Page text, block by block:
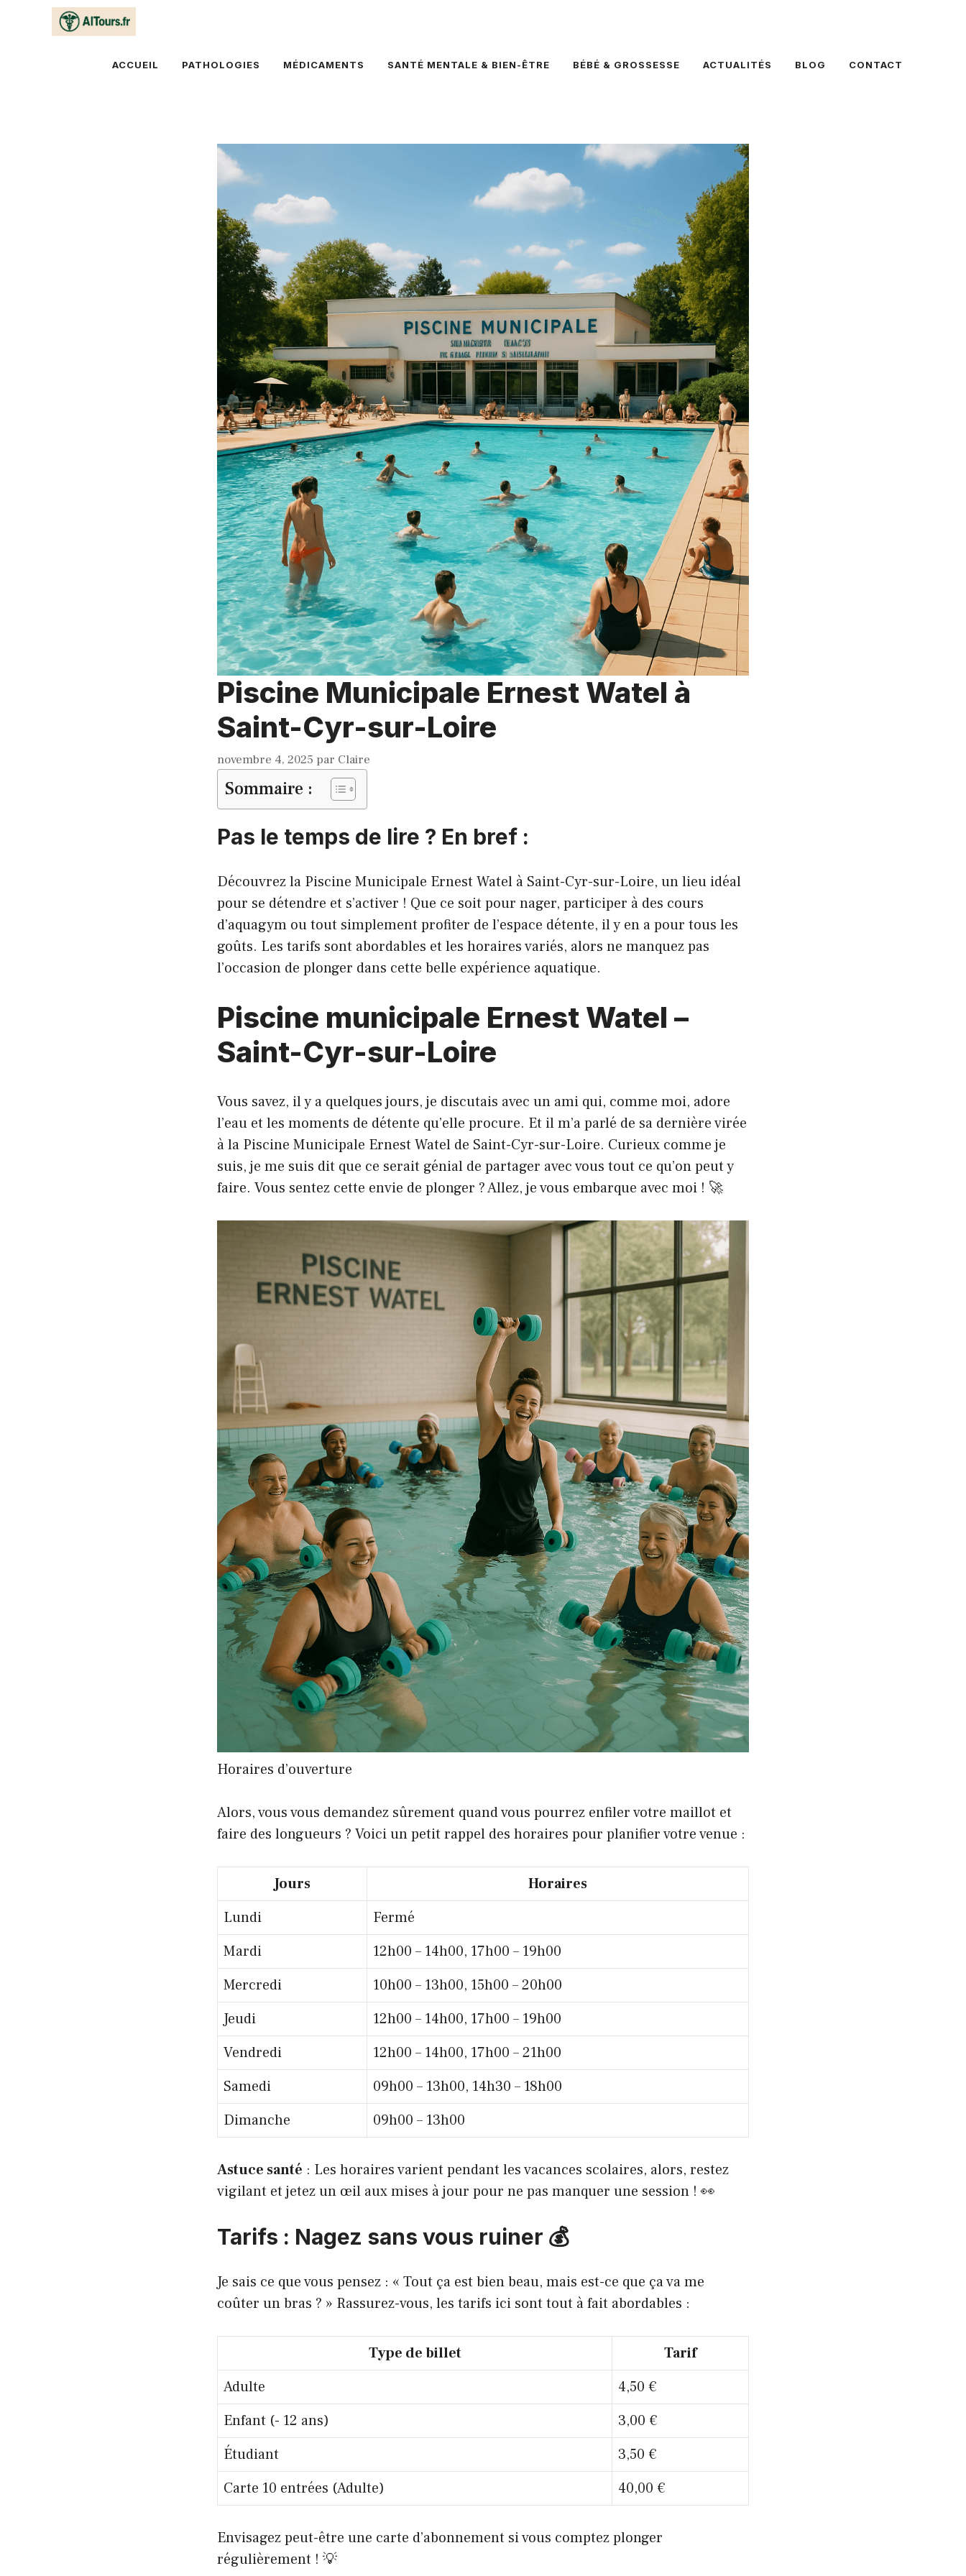
ACCUEIL PATHOLOGIES MÉDICAMENTS SANTÉ MENTALE & BIEN-ÊTRE BÉBÉ & GROSSESSE ACTUALITÉS BLOG CONTACT
Piscine Municipale Ernest Watel à
Saint-Cyr-sur-Loire
novembre 4, 2025 par Claire
Sommaire :
Pas le temps de lire ? En bref :
Découvrez la Piscine Municipale Ernest Watel à Saint-Cyr-sur-Loire, un lieu idéal
pour se détendre et s’activer ! Que ce soit pour nager, participer à des cours
d’aquagym ou tout simplement profiter de l’espace détente, il y en a pour tous les
goûts. Les tarifs sont abordables et les horaires variés, alors ne manquez pas
l’occasion de plonger dans cette belle expérience aquatique.
Piscine municipale Ernest Watel –
Saint-Cyr-sur-Loire
Vous savez, il y a quelques jours, je discutais avec un ami qui, comme moi, adore
l’eau et les moments de détente qu’elle procure. Et il m’a parlé de sa dernière virée
à la Piscine Municipale Ernest Watel de Saint-Cyr-sur-Loire. Curieux comme je
suis, je me suis dit que ce serait génial de partager avec vous tout ce qu’on peut y
faire. Vous sentez cette envie de plonger ? Allez, je vous embarque avec moi ! 🚀
Horaires d’ouverture
Alors, vous vous demandez sûrement quand vous pourrez enfiler votre maillot et
faire des longueurs ? Voici un petit rappel des horaires pour planifier votre venue :
Jours
Horaires
Lundi
Fermé
Mardi
12h00 – 14h00, 17h00 – 19h00
Mercredi
10h00 – 13h00, 15h00 – 20h00
Jeudi
12h00 – 14h00, 17h00 – 19h00
Vendredi
12h00 – 14h00, 17h00 – 21h00
Samedi
09h00 – 13h00, 14h30 – 18h00
Dimanche
09h00 – 13h00
Astuce santé : Les horaires varient pendant les vacances scolaires, alors, restez
vigilant et jetez un œil aux mises à jour pour ne pas manquer une session ! 👀
Tarifs : Nagez sans vous ruiner 💰
Je sais ce que vous pensez : « Tout ça est bien beau, mais est-ce que ça va me
coûter un bras ? » Rassurez-vous, les tarifs ici sont tout à fait abordables :
Type de billet
Tarif
Adulte
4,50 €
Enfant (- 12 ans)
3,00 €
Étudiant
3,50 €
Carte 10 entrées (Adulte)
40,00 €
Envisagez peut-être une carte d’abonnement si vous comptez plonger
régulièrement ! 💡